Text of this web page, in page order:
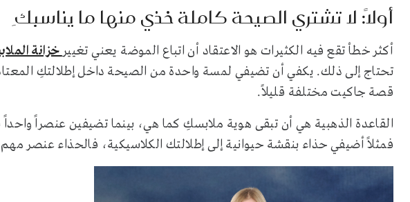
أولاً: لا تشتري الصيحة كاملة خذي منها ما يناسبكِ
أكثر خطأ تقع فيه الكثيرات هو الاعتقاد أن اتباع الموضة يعني تغييرخزانة
تحتاج إلى ذلك. يكفي أن تضيفي لمسة واحدة من الصيحة داخل إطلالتكِ
قصة جاكيت مختلفة قليلاً.
القاعدة الذهبية هي أن تبقى هوية ملابسكِ كما هي، بينما تضيفين عنصراً
فمثلاً أضيفي حذاء بنقشة حيوانية إلى إطلالتك الكلاسيكية، فالحذاء